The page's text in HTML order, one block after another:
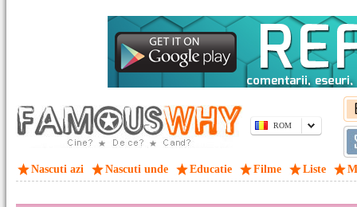
ROM
Nascuti azi Nascuti unde Educatie Filme Liste